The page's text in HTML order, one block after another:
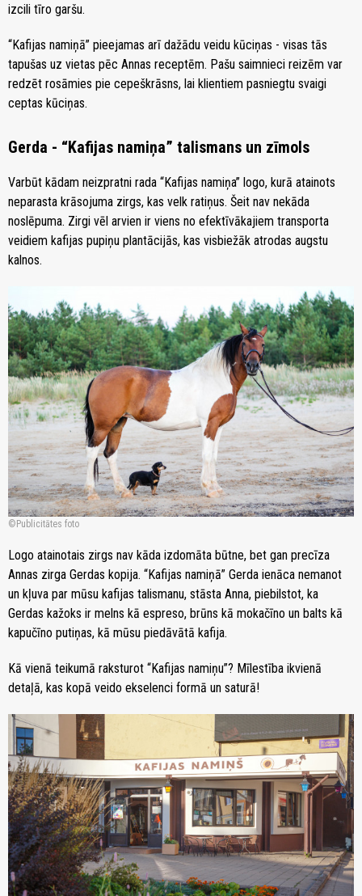
izcili tīro garšu.
“Kafijas namiņā” pieejamas arī dažādu veidu kūciņas - visas tās
tapušas uz vietas pēc Annas receptēm. Pašu saimnieci reizēm var
redzēt rosāmies pie cepeškrāsns, lai klientiem pasniegtu svaigi
ceptas kūciņas.
Gerda - “Kafijas namiņa” talismans un zīmols
Varbūt kādam neizpratni rada “Kafijas namiņa” logo, kurā atainots
neparasta krāsojuma zirgs, kas velk ratiņus. Šeit nav nekāda
noslēpuma. Zirgi vēl arvien ir viens no efektīvākajiem transporta
veidiem kafijas pupiņu plantācijās, kas visbiežāk atrodas augstu
kalnos.
Publicitātes foto
Logo atainotais zirgs nav kāda izdomāta būtne, bet gan precīza
Annas zirga Gerdas kopija. “Kafijas namiņā” Gerda ienāca nemanot
un kļuva par mūsu kafijas talismanu, stāsta Anna, piebilstot, ka
Gerdas kažoks ir melns kā espreso, brūns kā mokačīno un balts kā
kapučīno putiņas, kā mūsu piedāvātā kafija.
Kā vienā teikumā raksturot “Kafijas namiņu”? Mīlestība ikvienā
detaļā, kas kopā veido ekselenci formā un saturā!